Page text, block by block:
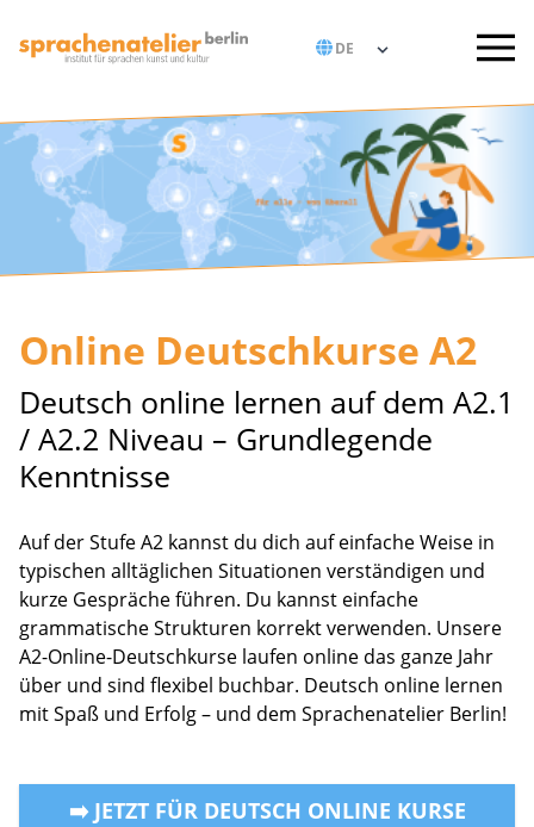
Online Deutschkurse A2
Deutsch online lernen auf dem A2.1
/ A2.2 Niveau – Grundlegende
Kenntnisse
Auf der Stufe A2 kannst du dich auf einfache Weise in
typischen alltäglichen Situationen verständigen und
kurze Gespräche führen. Du kannst einfache
grammatische Strukturen korrekt verwenden. Unsere
A2-Online-Deutschkurse laufen online das ganze Jahr
über und sind flexibel buchbar. Deutsch online lernen
mit Spaß und Erfolg – und dem Sprachenatelier Berlin!
➡️ JETZT FÜR DEUTSCH ONLINE KURSE